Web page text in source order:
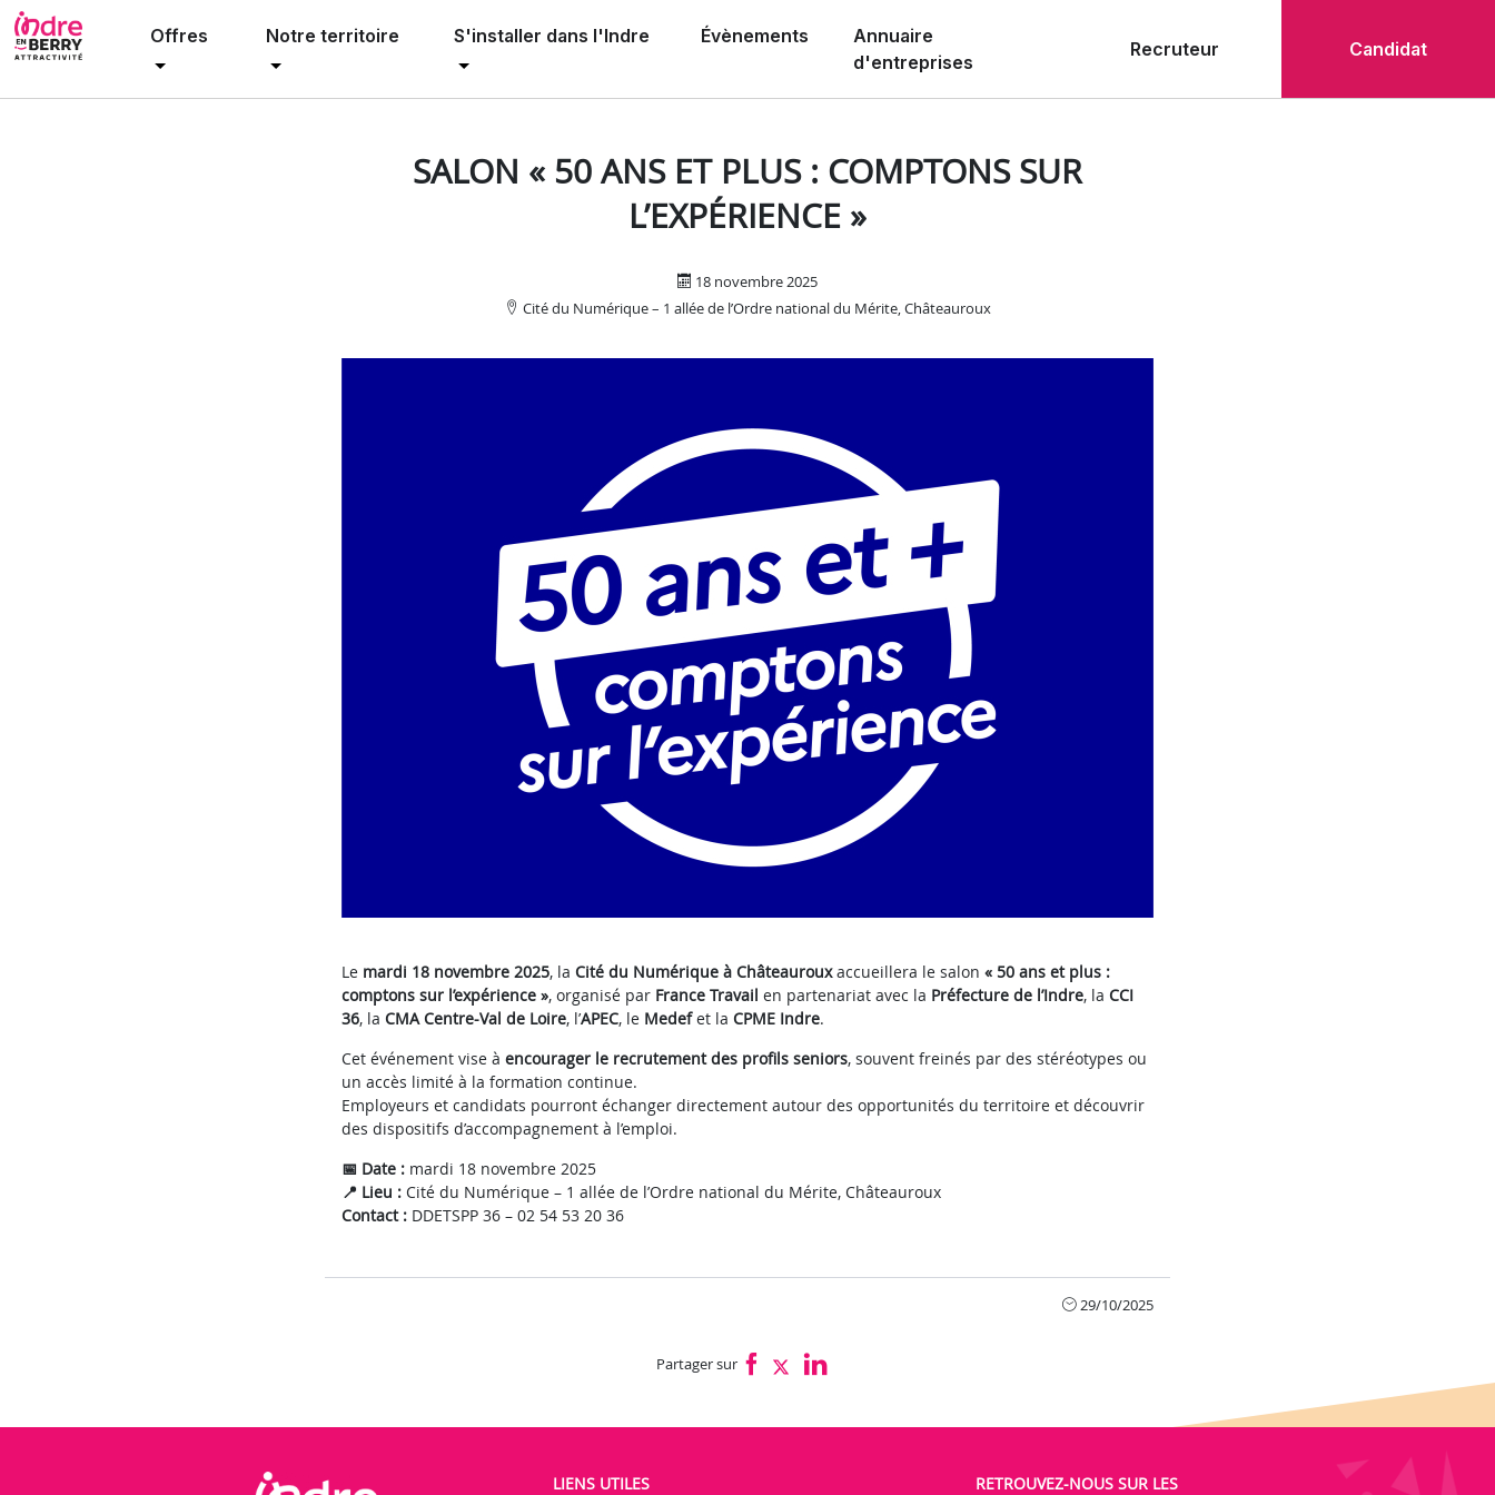
Offres Notre territoire S'installer dans l'Indre Évènements
Annuaire
d'entreprises
Recruteur Candidat
SALON « 50 ANS ET PLUS : COMPTONS SUR
L’EXPÉRIENCE »
18 novembre 2025
Cité du Numérique – 1 allée de l’Ordre national du Mérite, Châteauroux
Le mardi 18 novembre 2025, la Cité du Numérique à Châteaurouxaccueillera le salon « 50 ans et plus :
comptons sur l’expérience », organisé par France Travail en partenariat avec la Préfecture de l’Indre, la CCI
36, la CMA Centre-Val de Loire, l’APEC, le Medefet la CPME Indre.
Cet événement vise à encourager le recrutement des profils seniors, souvent freinés par des stéréotypes ou
un accès limité à la formation continue.
Employeurs et candidats pourront échanger directement autour des opportunités du territoire et découvrir
des dispositifs d’accompagnement à l’emploi.
📅 Date : mardi 18 novembre 2025
📍 Lieu : Cité du Numérique – 1 allée de l’Ordre national du Mérite, Châteauroux
Contact : DDETSPP 36 – 02 54 53 20 36
29/10/2025
Partager sur
LIENS UTILES RETROUVEZ-NOUS SUR LES